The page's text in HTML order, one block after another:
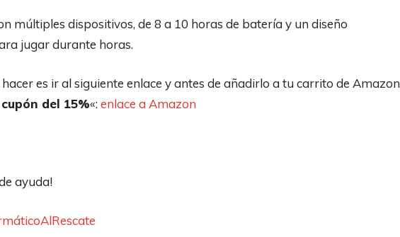
múltiples dispositivos, de 8 a 10 horas de batería y un diseño
jugar durante horas.
es ir al siguiente enlace y antes de añadirlo a tu carrito de Amazon
del 15%«:enlace a Amazon
ayuda!